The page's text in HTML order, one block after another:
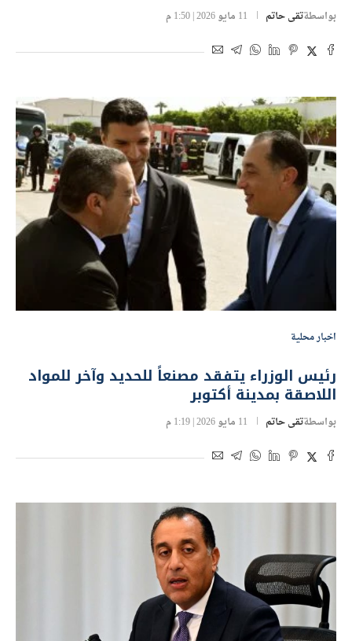
بواسطةتقى حاتم 11 مايو 2026 | 1:50 م
اخبار محلية
رئيس الوزراء يتفقد مصنعاً للحديد وآخر للمواد
اللاصقة بمدينة أكتوبر
بواسطةتقى حاتم 11 مايو 2026 | 1:19 م